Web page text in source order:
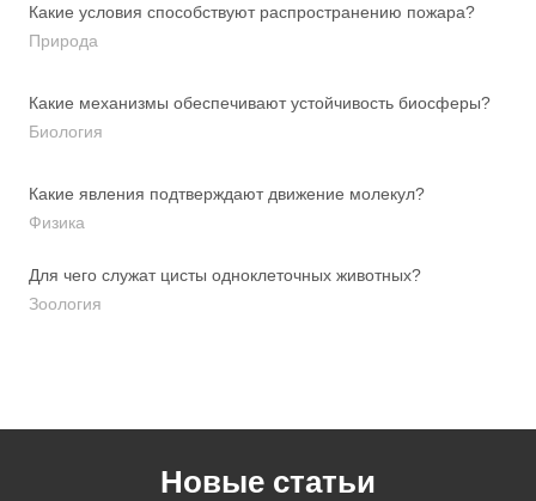
Какие условия способствуют распространению пожара?
Природа
Какие механизмы обеспечивают устойчивость биосферы?
Биология
Какие явления подтверждают движение молекул?
Физика
Для чего служат цисты одноклеточных животных?
Зоология
Новые статьи